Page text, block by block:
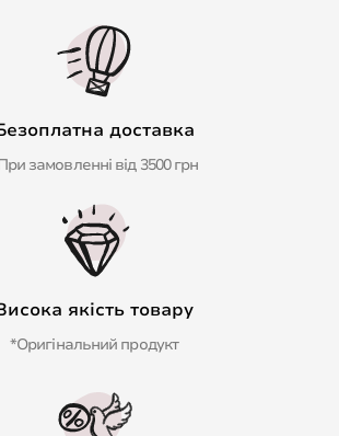
доставка
замовленні від 3500 грн
якість товару
*Оригінальний продукт